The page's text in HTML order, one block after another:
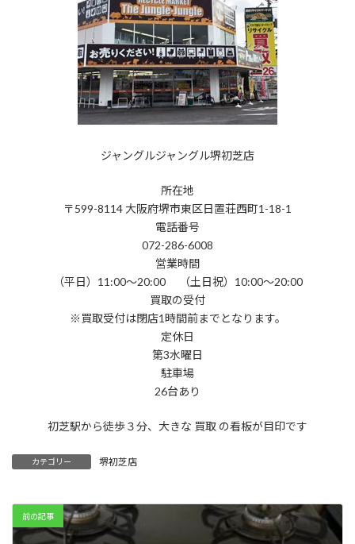
ジャングルジャングル堺初芝店
所在地
〒599-8114 大阪府堺市東区日置荘西町1-18-1
電話番号
072-286-6008
営業時間
（平日）11:00～20:00 （土日祝）10:00～20:00
買取の受付
※買取受付は閉店1時間前までとなります。
定休日
第3水曜日
駐車場
26台あり
初芝駅から徒歩３分、大きな 買取 の看板が目印です
カテゴリー 堺初芝店
前の記事